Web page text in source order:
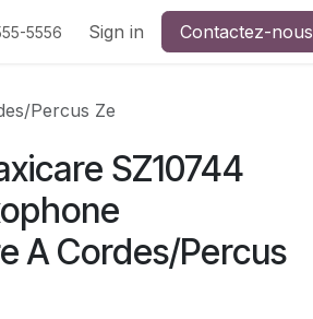
5556 Sign in Contactez-nous
Percus Ze
SZ10744
A Cordes/Percus